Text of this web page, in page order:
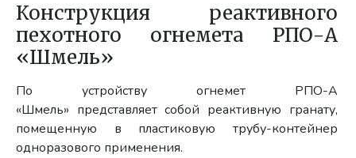
Конструкция реактивного
пехотного огнемета РПО-А
«Шмель»
По устройству огнемет РПО-А
«Шмель» представляет собой реактивную гранату,
помещенную в пластиковую трубу-контейнер
одноразового применения.